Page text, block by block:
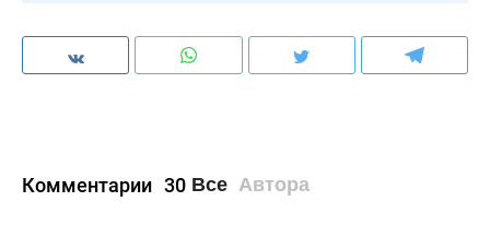
Комментарии 30 Все Автора